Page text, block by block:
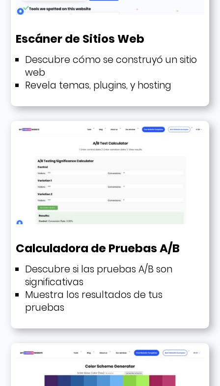
Escáner de Sitios Web
Descubre cómo se construyó un sitio
web
Revela temas, plugins, y hosting
Calculadora de Pruebas A/B
Descubre si las pruebas A/B son
significativas
Muestra los resultados de tus
pruebas